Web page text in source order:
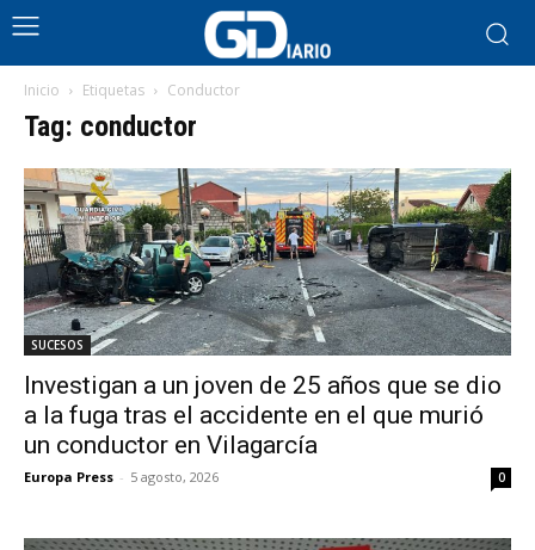
Inicio Etiquetas Conductor
Tag: conductor
SUCESOS
Investigan a un joven de 25 años que se dio
a la fuga tras el accidente en el que murió
un conductor en Vilagarcía
Europa Press - 5 agosto, 2026 0